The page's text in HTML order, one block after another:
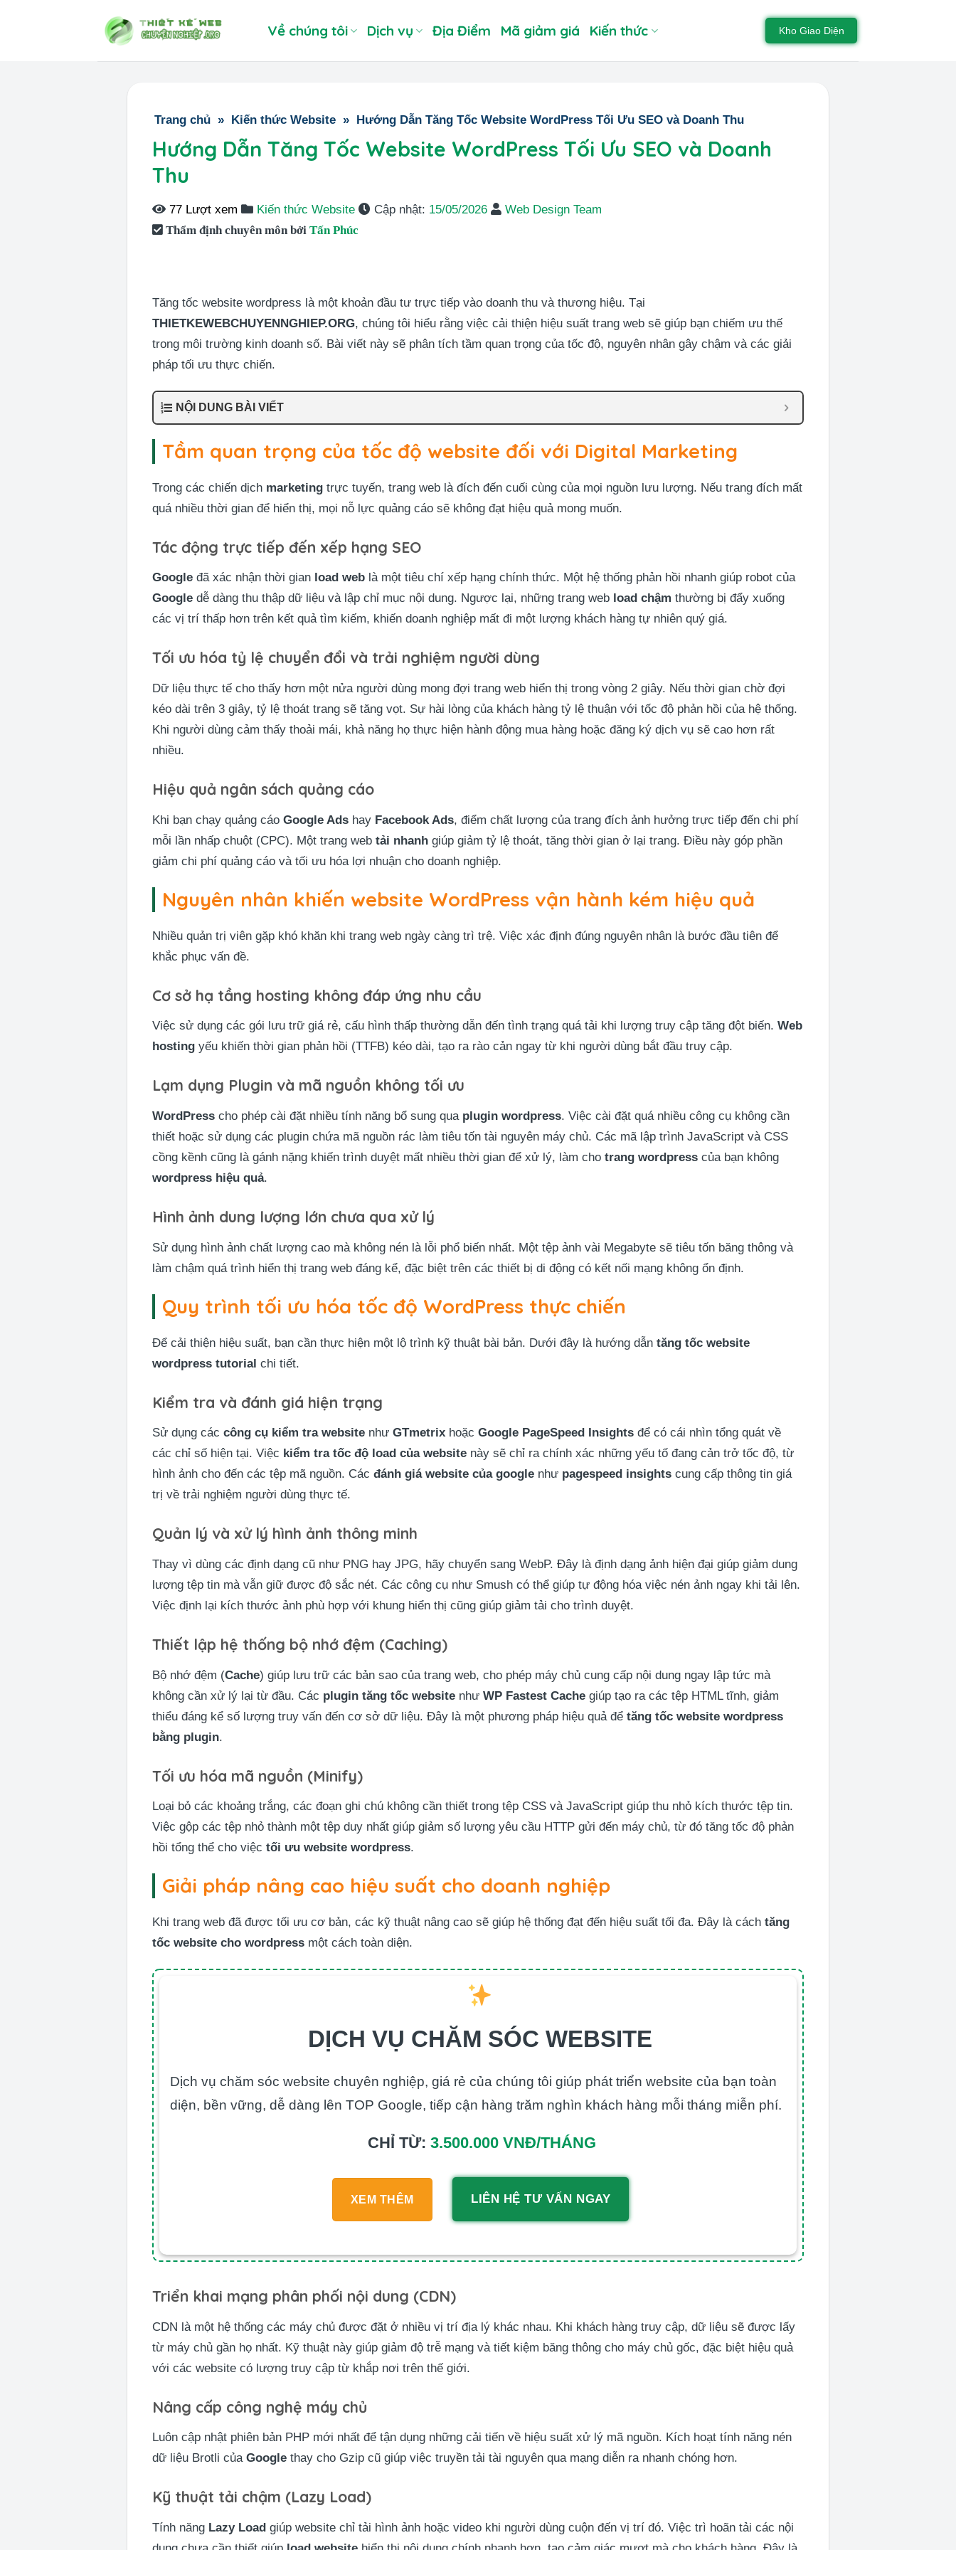
Về chúng tôi Dịch vụ Địa Điểm Mã giảm giá Kiến thức Kho Giao Diện
Trang chủ » Kiến thức Website » Hướng Dẫn Tăng Tốc Website WordPress Tối Ưu SEO và Doanh Thu
Hướng Dẫn Tăng Tốc Website WordPress Tối Ưu SEO và Doanh
Thu
77 Lượt xem Kiến thức Website Cập nhật: 15/05/2026 Web Design Team
Thẩm định chuyên môn bởiTấn Phúc
Tăng tốc website wordpress là một khoản đầu tư trực tiếp vào doanh thu và thương hiệu. Tại
THIETKEWEBCHUYENNGHIEP.ORG, chúng tôi hiểu rằng việc cải thiện hiệu suất trang web sẽ giúp bạn chiếm ưu thế
trong môi trường kinh doanh số. Bài viết này sẽ phân tích tầm quan trọng của tốc độ, nguyên nhân gây chậm và các giải
pháp tối ưu thực chiến.
NỘI DUNG BÀI VIẾT
Tầm quan trọng của tốc độ website đối với Digital Marketing
Trong các chiến dịch marketing trực tuyến, trang web là đích đến cuối cùng của mọi nguồn lưu lượng. Nếu trang đích mất
quá nhiều thời gian để hiển thị, mọi nỗ lực quảng cáo sẽ không đạt hiệu quả mong muốn.
Tác động trực tiếp đến xếp hạng SEO
Google đã xác nhận thời gian load web là một tiêu chí xếp hạng chính thức. Một hệ thống phản hồi nhanh giúp robot của
Google dễ dàng thu thập dữ liệu và lập chỉ mục nội dung. Ngược lại, những trang web load chậm thường bị đẩy xuống
các vị trí thấp hơn trên kết quả tìm kiếm, khiến doanh nghiệp mất đi một lượng khách hàng tự nhiên quý giá.
Tối ưu hóa tỷ lệ chuyển đổi và trải nghiệm người dùng
Dữ liệu thực tế cho thấy hơn một nửa người dùng mong đợi trang web hiển thị trong vòng 2 giây. Nếu thời gian chờ đợi
kéo dài trên 3 giây, tỷ lệ thoát trang sẽ tăng vọt. Sự hài lòng của khách hàng tỷ lệ thuận với tốc độ phản hồi của hệ thống.
Khi người dùng cảm thấy thoải mái, khả năng họ thực hiện hành động mua hàng hoặc đăng ký dịch vụ sẽ cao hơn rất
nhiều.
Hiệu quả ngân sách quảng cáo
Khi bạn chạy quảng cáoGoogle Ads hay Facebook Ads, điểm chất lượng của trang đích ảnh hưởng trực tiếp đến chi phí
mỗi lần nhấp chuột (CPC). Một trang webtải nhanh giúp giảm tỷ lệ thoát, tăng thời gian ở lại trang. Điều này góp phần
giảm chi phí quảng cáo và tối ưu hóa lợi nhuận cho doanh nghiệp.
Nguyên nhân khiến website WordPress vận hành kém hiệu quả
Nhiều quản trị viên gặp khó khăn khi trang web ngày càng trì trệ. Việc xác định đúng nguyên nhân là bước đầu tiên để
khắc phục vấn đề.
Cơ sở hạ tầng hosting không đáp ứng nhu cầu
Việc sử dụng các gói lưu trữ giá rẻ, cấu hình thấp thường dẫn đến tình trạng quá tải khi lượng truy cập tăng đột biến.Web
hosting yếu khiến thời gian phản hồi (TTFB) kéo dài, tạo ra rào cản ngay từ khi người dùng bắt đầu truy cập.
Lạm dụng Plugin và mã nguồn không tối ưu
WordPress cho phép cài đặt nhiều tính năng bổ sung qua plugin wordpress. Việc cài đặt quá nhiều công cụ không cần
thiết hoặc sử dụng các plugin chứa mã nguồn rác làm tiêu tốn tài nguyên máy chủ. Các mã lập trình JavaScript và CSS
cồng kềnh cũng là gánh nặng khiến trình duyệt mất nhiều thời gian để xử lý, làm chotrang wordpress của bạn không
wordpress hiệu quả.
Hình ảnh dung lượng lớn chưa qua xử lý
Sử dụng hình ảnh chất lượng cao mà không nén là lỗi phổ biến nhất. Một tệp ảnh vài Megabyte sẽ tiêu tốn băng thông và
làm chậm quá trình hiển thị trang web đáng kể, đặc biệt trên các thiết bị di động có kết nối mạng không ổn định.
Quy trình tối ưu hóa tốc độ WordPress thực chiến
Để cải thiện hiệu suất, bạn cần thực hiện một lộ trình kỹ thuật bài bản. Dưới đây là hướng dẫntăng tốc website
wordpress tutorial chi tiết.
Kiểm tra và đánh giá hiện trạng
Sử dụng cáccông cụ kiểm tra website nhưGTmetrix hoặcGoogle PageSpeed Insights để có cái nhìn tổng quát về
các chỉ số hiện tại. Việc kiểm tra tốc độ load của website này sẽ chỉ ra chính xác những yếu tố đang cản trở tốc độ, từ
hình ảnh cho đến các tệp mã nguồn. Cácđánh giá website của google như pagespeed insights cung cấp thông tin giá
trị về trải nghiệm người dùng thực tế.
Quản lý và xử lý hình ảnh thông minh
Thay vì dùng các định dạng cũ như PNG hay JPG, hãy chuyển sang WebP. Đây là định dạng ảnh hiện đại giúp giảm dung
lượng tệp tin mà vẫn giữ được độ sắc nét. Các công cụ như Smush có thể giúp tự động hóa việc nén ảnh ngay khi tải lên.
Việc định lại kích thước ảnh phù hợp với khung hiển thị cũng giúp giảm tải cho trình duyệt.
Thiết lập hệ thống bộ nhớ đệm (Caching)
Bộ nhớ đệm (Cache) giúp lưu trữ các bản sao của trang web, cho phép máy chủ cung cấp nội dung ngay lập tức mà
không cần xử lý lại từ đầu. Các plugin tăng tốc website nhưWP Fastest Cache giúp tạo ra các tệp HTML tĩnh, giảm
thiểu đáng kể số lượng truy vấn đến cơ sở dữ liệu. Đây là một phương pháp hiệu quả đểtăng tốc website wordpress
bằng plugin.
Tối ưu hóa mã nguồn (Minify)
Loại bỏ các khoảng trắng, các đoạn ghi chú không cần thiết trong tệp CSS và JavaScript giúp thu nhỏ kích thước tệp tin.
Việc gộp các tệp nhỏ thành một tệp duy nhất giúp giảm số lượng yêu cầu HTTP gửi đến máy chủ, từ đó tăng tốc độ phản
hồi tổng thể cho việctối ưu website wordpress.
Giải pháp nâng cao hiệu suất cho doanh nghiệp
Khi trang web đã được tối ưu cơ bản, các kỹ thuật nâng cao sẽ giúp hệ thống đạt đến hiệu suất tối đa. Đây là cáchtăng
tốc website cho wordpress một cách toàn diện.
DỊCH VỤ CHĂM SÓC WEBSITE
Dịch vụ chăm sóc website chuyên nghiệp, giá rẻ của chúng tôi giúp phát triển website của bạn toàn
diện, bền vững, dễ dàng lên TOP Google, tiếp cận hàng trăm nghìn khách hàng mỗi tháng miễn phí.
CHỈ TỪ: 3.500.000 VNĐ/THÁNG
XEM THÊM LIÊN HỆ TƯ VẤN NGAY
Triển khai mạng phân phối nội dung (CDN)
CDN là một hệ thống các máy chủ được đặt ở nhiều vị trí địa lý khác nhau. Khi khách hàng truy cập, dữ liệu sẽ được lấy
từ máy chủ gần họ nhất. Kỹ thuật này giúp giảm độ trễ mạng và tiết kiệm băng thông cho máy chủ gốc, đặc biệt hiệu quả
với các website có lượng truy cập từ khắp nơi trên thế giới.
Nâng cấp công nghệ máy chủ
Luôn cập nhật phiên bản PHP mới nhất để tận dụng những cải tiến về hiệu suất xử lý mã nguồn. Kích hoạt tính năng nén
dữ liệu Brotli củaGoogle thay cho Gzip cũ giúp việc truyền tải tài nguyên qua mạng diễn ra nhanh chóng hơn.
Kỹ thuật tải chậm (Lazy Load)
Tính năng Lazy Load giúp website chỉ tải hình ảnh hoặc video khi người dùng cuộn đến vị trí đó. Việc trì hoãn tải các nội